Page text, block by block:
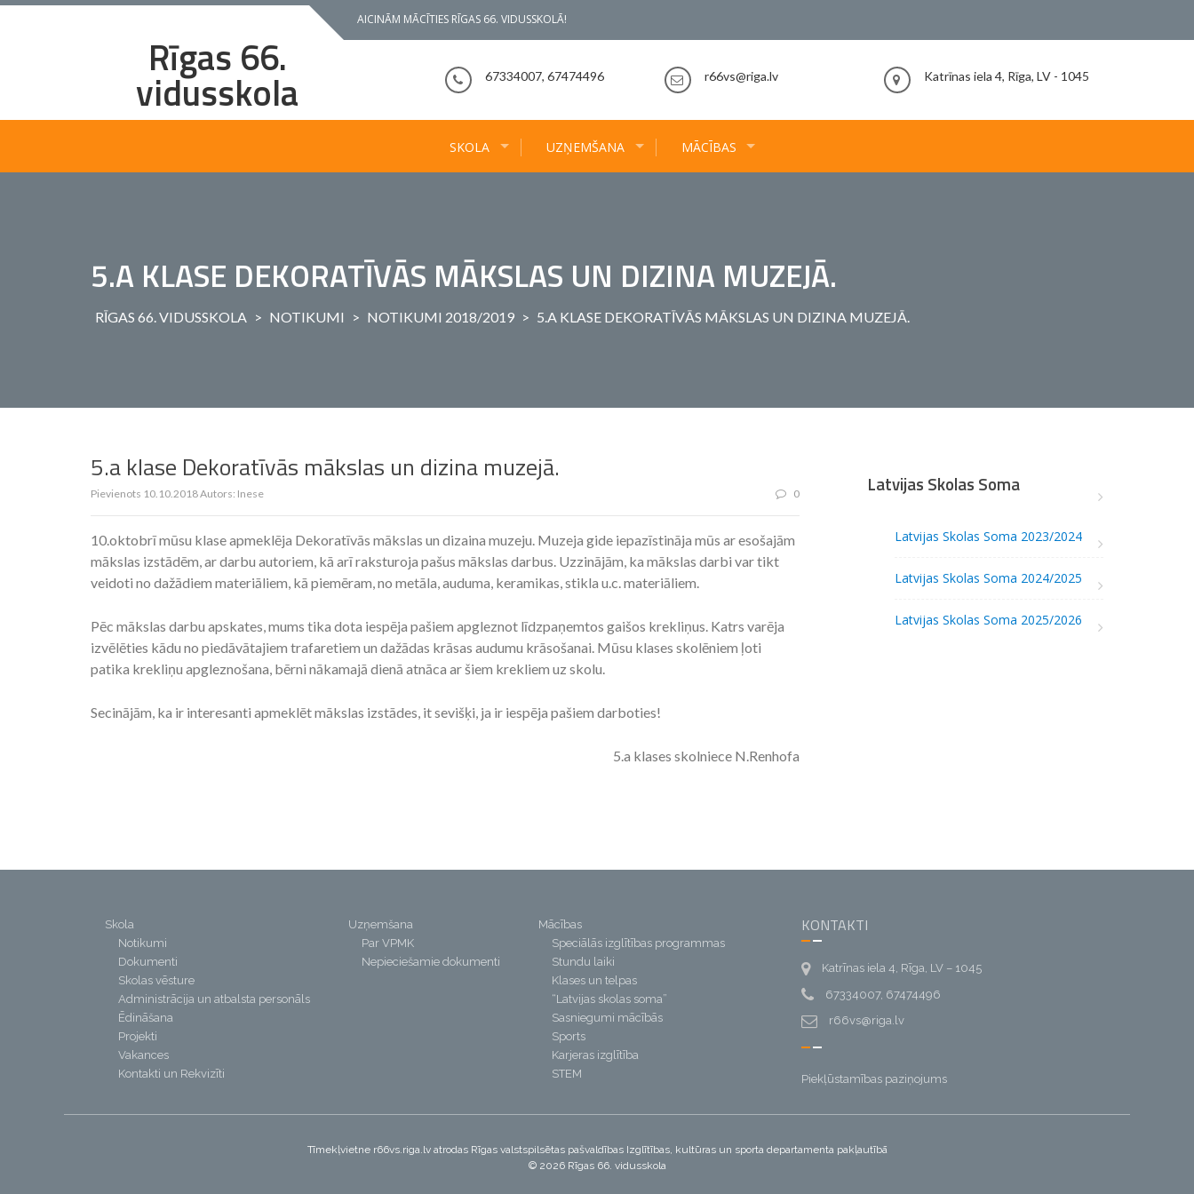
Skip
AICINĀM MĀCĪTIES RĪGAS 66. VIDUSSKOLĀ!
Rīgas 66.
vidusskola 67334007, 67474496 r66vs@riga.lv Katrīnas iela 4, Rīga, LV - 1045
SKOLA UZŅEMŠANA MĀCĪBAS
5.A KLASE DEKORATĪVĀS MĀKSLAS UN DIZINA MUZEJĀ.
RĪGAS 66. VIDUSSKOLA > NOTIKUMI > NOTIKUMI 2018/2019 > 5.A KLASE DEKORATĪVĀS MĀKSLAS UN DIZINA MUZEJĀ.
5.a klase Dekoratīvās mākslas un dizina muzejā.
Pievienots 10.10.2018Autors: Inese 0
10.oktobrī mūsu klase apmeklēja Dekoratīvās mākslas un dizaina muzeju. Muzeja gide iepazīstināja mūs ar esošajām
mākslas izstādēm, ar darbu autoriem, kā arī raksturoja pašus mākslas darbus. Uzzinājām, ka mākslas darbi var tikt
veidoti no dažādiem materiāliem, kā piemēram, no metāla, auduma, keramikas, stikla u.c. materiāliem.
Pēc mākslas darbu apskates, mums tika dota iespēja pašiem apgleznot līdzpaņemtos gaišos krekliņus. Katrs varēja
izvēlēties kādu no piedāvātajiem trafaretiem un dažādas krāsas audumu krāsošanai. Mūsu klases skolēniem ļoti
patika krekliņu apgleznošana, bērni nākamajā dienā atnāca ar šiem krekliem uz skolu.
Secinājām, ka ir interesanti apmeklēt mākslas izstādes, it sevišķi, ja ir iespēja pašiem darboties!
5.a klases skolniece N.Renhofa
Latvijas Skolas Soma
Latvijas Skolas Soma 2023/2024
Latvijas Skolas Soma 2024/2025
Latvijas Skolas Soma 2025/2026
Skola
Notikumi
Dokumenti
Skolas vēsture
Administrācija un atbalsta personāls
Ēdināšana
Projekti
Vakances
Kontakti un Rekvizīti
Uzņemšana
Par VPMK
Nepieciešamie dokumenti
Mācības
Speciālās izglītības programmas
Stundu laiki
Klases un telpas
“Latvijas skolas soma”
Sasniegumi mācībās
Sports
Karjeras izglītība
STEM
KONTAKTI
Katrīnas iela 4, Rīga, LV – 1045
67334007, 67474496
r66vs@riga.lv
Piekļūstamības paziņojums
Tīmekļvietne r66vs.riga.lv atrodas Rīgas valstspilsētas pašvaldības Izglītības, kultūras un sporta departamenta pakļautībā
© 2026 Rīgas 66. vidusskola